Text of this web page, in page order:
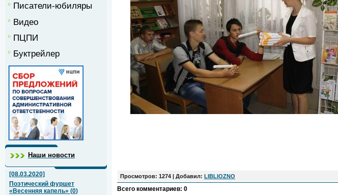
Писатели-юбиляры
Видео
ПЦПИ
Буктрейлер
Наши новости
[08.03.2020]
Поэтический фуршет
«Весенняя капель» (0)
Просмотров: 1274 | Добавил: LIBLIOZNO
Всего комментариев: 0